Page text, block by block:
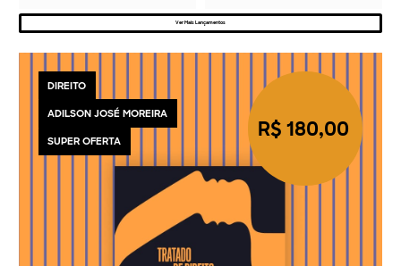
Ver Mais Lançamentos
DIREITO
ADILSON JOSÉ MOREIRA
SUPER OFERTA R$ 180,00